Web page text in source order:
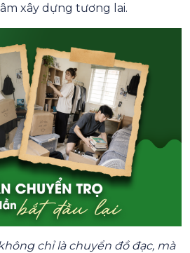
xây dựng tương lai.
chỉ là chuyển đồ đạc, mà